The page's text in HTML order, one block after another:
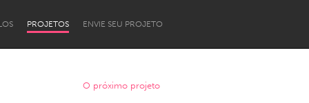
PROJETOS ENVIE SEU PROJETO
O próximo projeto